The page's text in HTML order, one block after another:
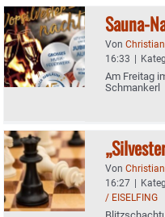
Sauna-
Von
16:33 |
Am Freitag
Schmankerl
Von
16:27 |
/ EISELFING